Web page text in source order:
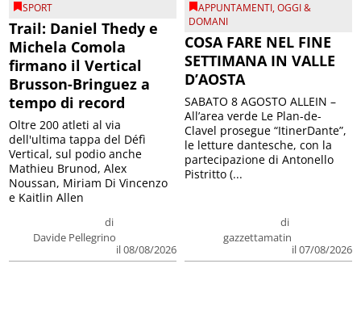
SPORT
Trail: Daniel Thedy e
Michela Comola
firmano il Vertical
Brusson-Bringuez a
tempo di record
di
Davide Pellegrino
il 08/08/2026
Oltre 200 atleti al via
dell'ultima tappa del Défì
Vertical, sul podio anche
Mathieu Brunod, Alex
Noussan, Miriam Di Vincenzo
e Kaitlin Allen
APPUNTAMENTI,OGGI &
DOMANI
COSA FARE NEL FINE
SETTIMANA IN VALLE
D’AOSTA
di
gazzettamatin
il 07/08/2026
SABATO 8 AGOSTO ALLEIN –
All’area verde Le Plan-de-
Clavel prosegue “ItinerDante”,
le letture dantesche, con la
partecipazione di Antonello
Pistritto (...